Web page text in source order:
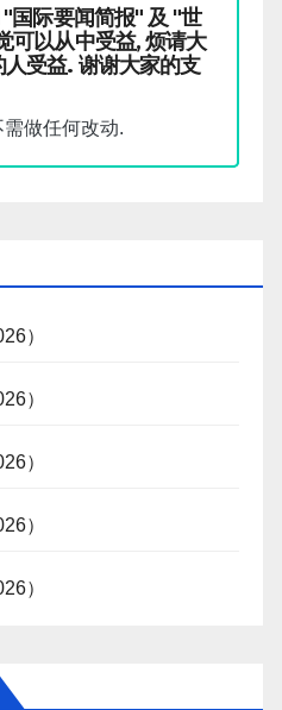
国际要闻简报" 及 "世
可以从中受益, 烦请大
受益. 谢谢大家的支
做任何改动.
）
）
）
）
）